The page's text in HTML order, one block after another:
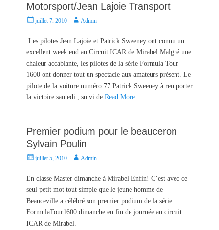
Motorsport/Jean Lajoie Transport
P
s
o
n
juillet 7, 2010
A
Admin
Les pilotes Jean Lajoie et Patrick Sweeney ont connu un
excellent week end au Circuit ICAR de Mirabel Malgré une
chaleur accablante, les pilotes de la série Formula Tour
1600 ont donner tout un spectacle aux amateurs présent. Le
pilote de la voiture numéro 77 Patrick Sweeney à remporter
la victoire samedi , suivi de Read More …
Premier podium pour le beauceron
Sylvain Poulin
P
s
o
n
juillet 5, 2010
A
t
Admin
En classe Master dimanche à Mirabel Enfin! C’est avec ce
seul petit mot tout simple que le jeune homme de
Beauceville a célébré son premier podium de la série
FormulaTour1600 dimanche en fin de journée au circuit
ICAR de Mirabel.